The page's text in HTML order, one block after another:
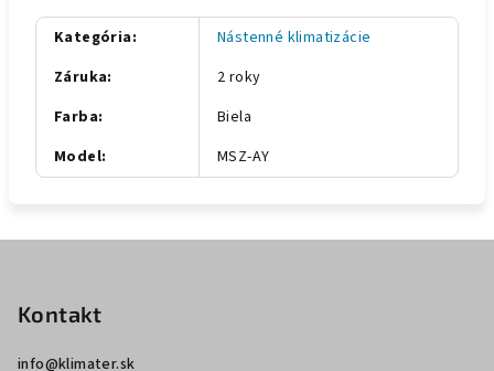
Kategória:
Nástenné klimatizácie
Záruka:
2 roky
Farba:
Biela
Model: MSZ-AY
Kontakt
info@klimater.sk